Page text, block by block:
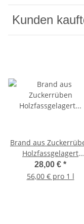
Kunden
Brand aus
Holzfassgelagert
"Ochsenfurter Gold"
28,00 € *
56,00 € pro 1 l